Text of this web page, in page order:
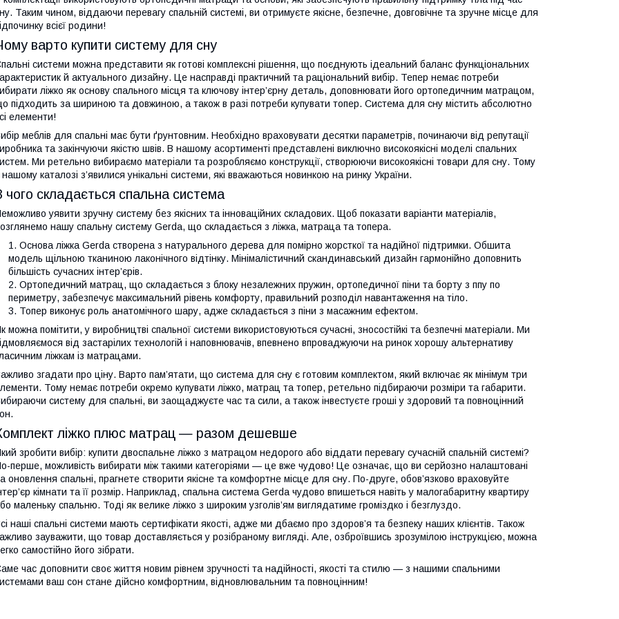
Таким чином, віддаючи перевагу спальній системі, ви отримуєте якісне, безпечне, довговічне та зручне місце для
всієї родини!
варто купити систему для сну
системи можна представити як готові комплексні рішення, що поєднують ідеальний баланс функціональних
й актуального дизайну. Це насправді практичний та раціональний вибір. Тепер немає потреби
ліжко як основу спального місця та ключову інтер’єрну деталь, доповнювати його ортопедичним матрацом,
підходить за шириною та довжиною, а також в разі потреби купувати топер. Система для сну містить абсолютно
елементи!
меблів для спальні має бути ґрунтовним. Необхідно враховувати десятки параметрів, починаючи від репутації
та закінчуючи якістю швів. В нашому асортименті представлені виключно високоякісні моделі спальних
Ми ретельно вибираємо матеріали та розробляємо конструкції, створюючи високоякісні товари для сну. Тому
нашому каталозі з’явилися унікальні системи, які вважаються новинкою на ринку України.
чого складається спальна система
уявити зручну систему без якісних та інноваційних складових. Щоб показати варіанти матеріалів,
нашу спальну систему Gerda, що складається з ліжка, матраца та топера.
Основа ліжка Gerda створена з натурального дерева для помірно жорсткої та надійної підтримки. Обшита
модель щільною тканиною лаконічного відтінку. Мінімалістичний скандинавський дизайн гармонійно доповнить
більшість сучасних інтер’єрів.
Ортопедичний матрац, що складається з блоку незалежних пружин, ортопедичної піни та борту з ппу по
периметру, забезпечує максимальний рівень комфорту, правильний розподіл навантаження на тіло.
Топер виконує роль анатомічного шару, адже складається з піни з масажним ефектом.
можна помітити, у виробництві спальної системи використовуються сучасні, зносостійкі та безпечні матеріали. Ми
від застарілих технологій і наповнювачів, впевнено впроваджуючи на ринок хорошу альтернативу
ліжкам із матрацами.
згадати про ціну. Варто пам’ятати, що система для сну є готовим комплектом, який включає як мінімум три
Тому немає потреби окремо купувати ліжко, матрац та топер, ретельно підбираючи розміри та габарити.
систему для спальні, ви заощаджуєте час та сили, а також інвестуєте гроші у здоровий та повноцінний
ліжко плюс матрац — разом дешевше
зробити вибір: купити двоспальне ліжко з матрацом недорого або віддати перевагу сучасній спальній системі?
перше, можливість вибирати між такими категоріями — це вже чудово! Це означає, що ви серйозно налаштовані
оновлення спальні, прагнете створити якісне та комфортне місце для сну. По-друге, обов’язково враховуйте
кімнати та її розмір. Наприклад, спальна система Gerda чудово впишеться навіть у малогабаритну квартиру
маленьку спальню. Тоді як велике ліжко з широким узголів’ям виглядатиме громіздко і безглуздо.
наші спальні системи мають сертифікати якості, адже ми дбаємо про здоров’я та безпеку наших клієнтів. Також
зауважити, що товар доставляється у розібраному вигляді. Але, озброївшись зрозумілою інструкцією, можна
самостійно його зібрати.
час доповнити своє життя новим рівнем зручності та надійності, якості та стилю — з нашими спальними
ваш сон стане дійсно комфортним, відновлювальним та повноцінним!